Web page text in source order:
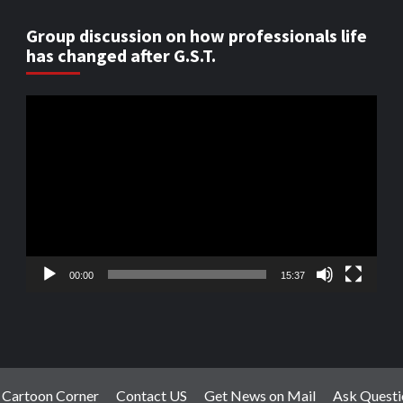
Group discussion on how professionals life
has changed after G.S.T.
00:00 15:37
Cartoon Corner Contact US Get News on Mail Ask